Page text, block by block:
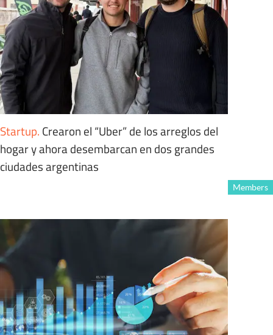
Startup. Crearon el “Uber” de los arreglos del
hogar y ahora desembarcan en dos grandes
ciudades argentinas
Members